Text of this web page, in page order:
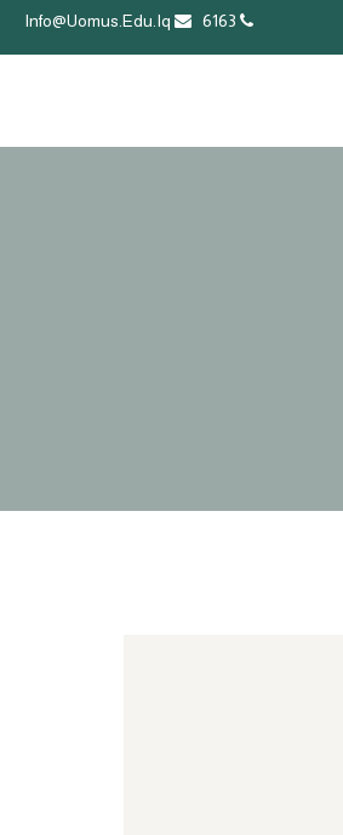
Info@Uomus.Edu.Iq